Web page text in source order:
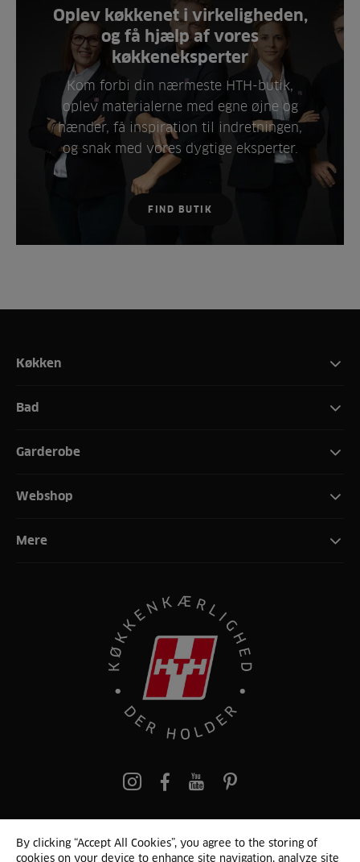
Oplev køkkenet i virkeligheden,
og få hjælp af vores
køkkeneksperter
Kom forbi din nærmeste HTH-butik,
oplev materialerne med egne øjne og
hænder, få inspiration til indretningen,
og snak med vores dygtige eksperter.
FIND BUTIK
Køkken
Bad
Garderobe
Webshop
Mere
pinterest
By clicking “Accept All Cookies”, you agree to the storing of
cookies on your device to enhance site navigation, analyze site